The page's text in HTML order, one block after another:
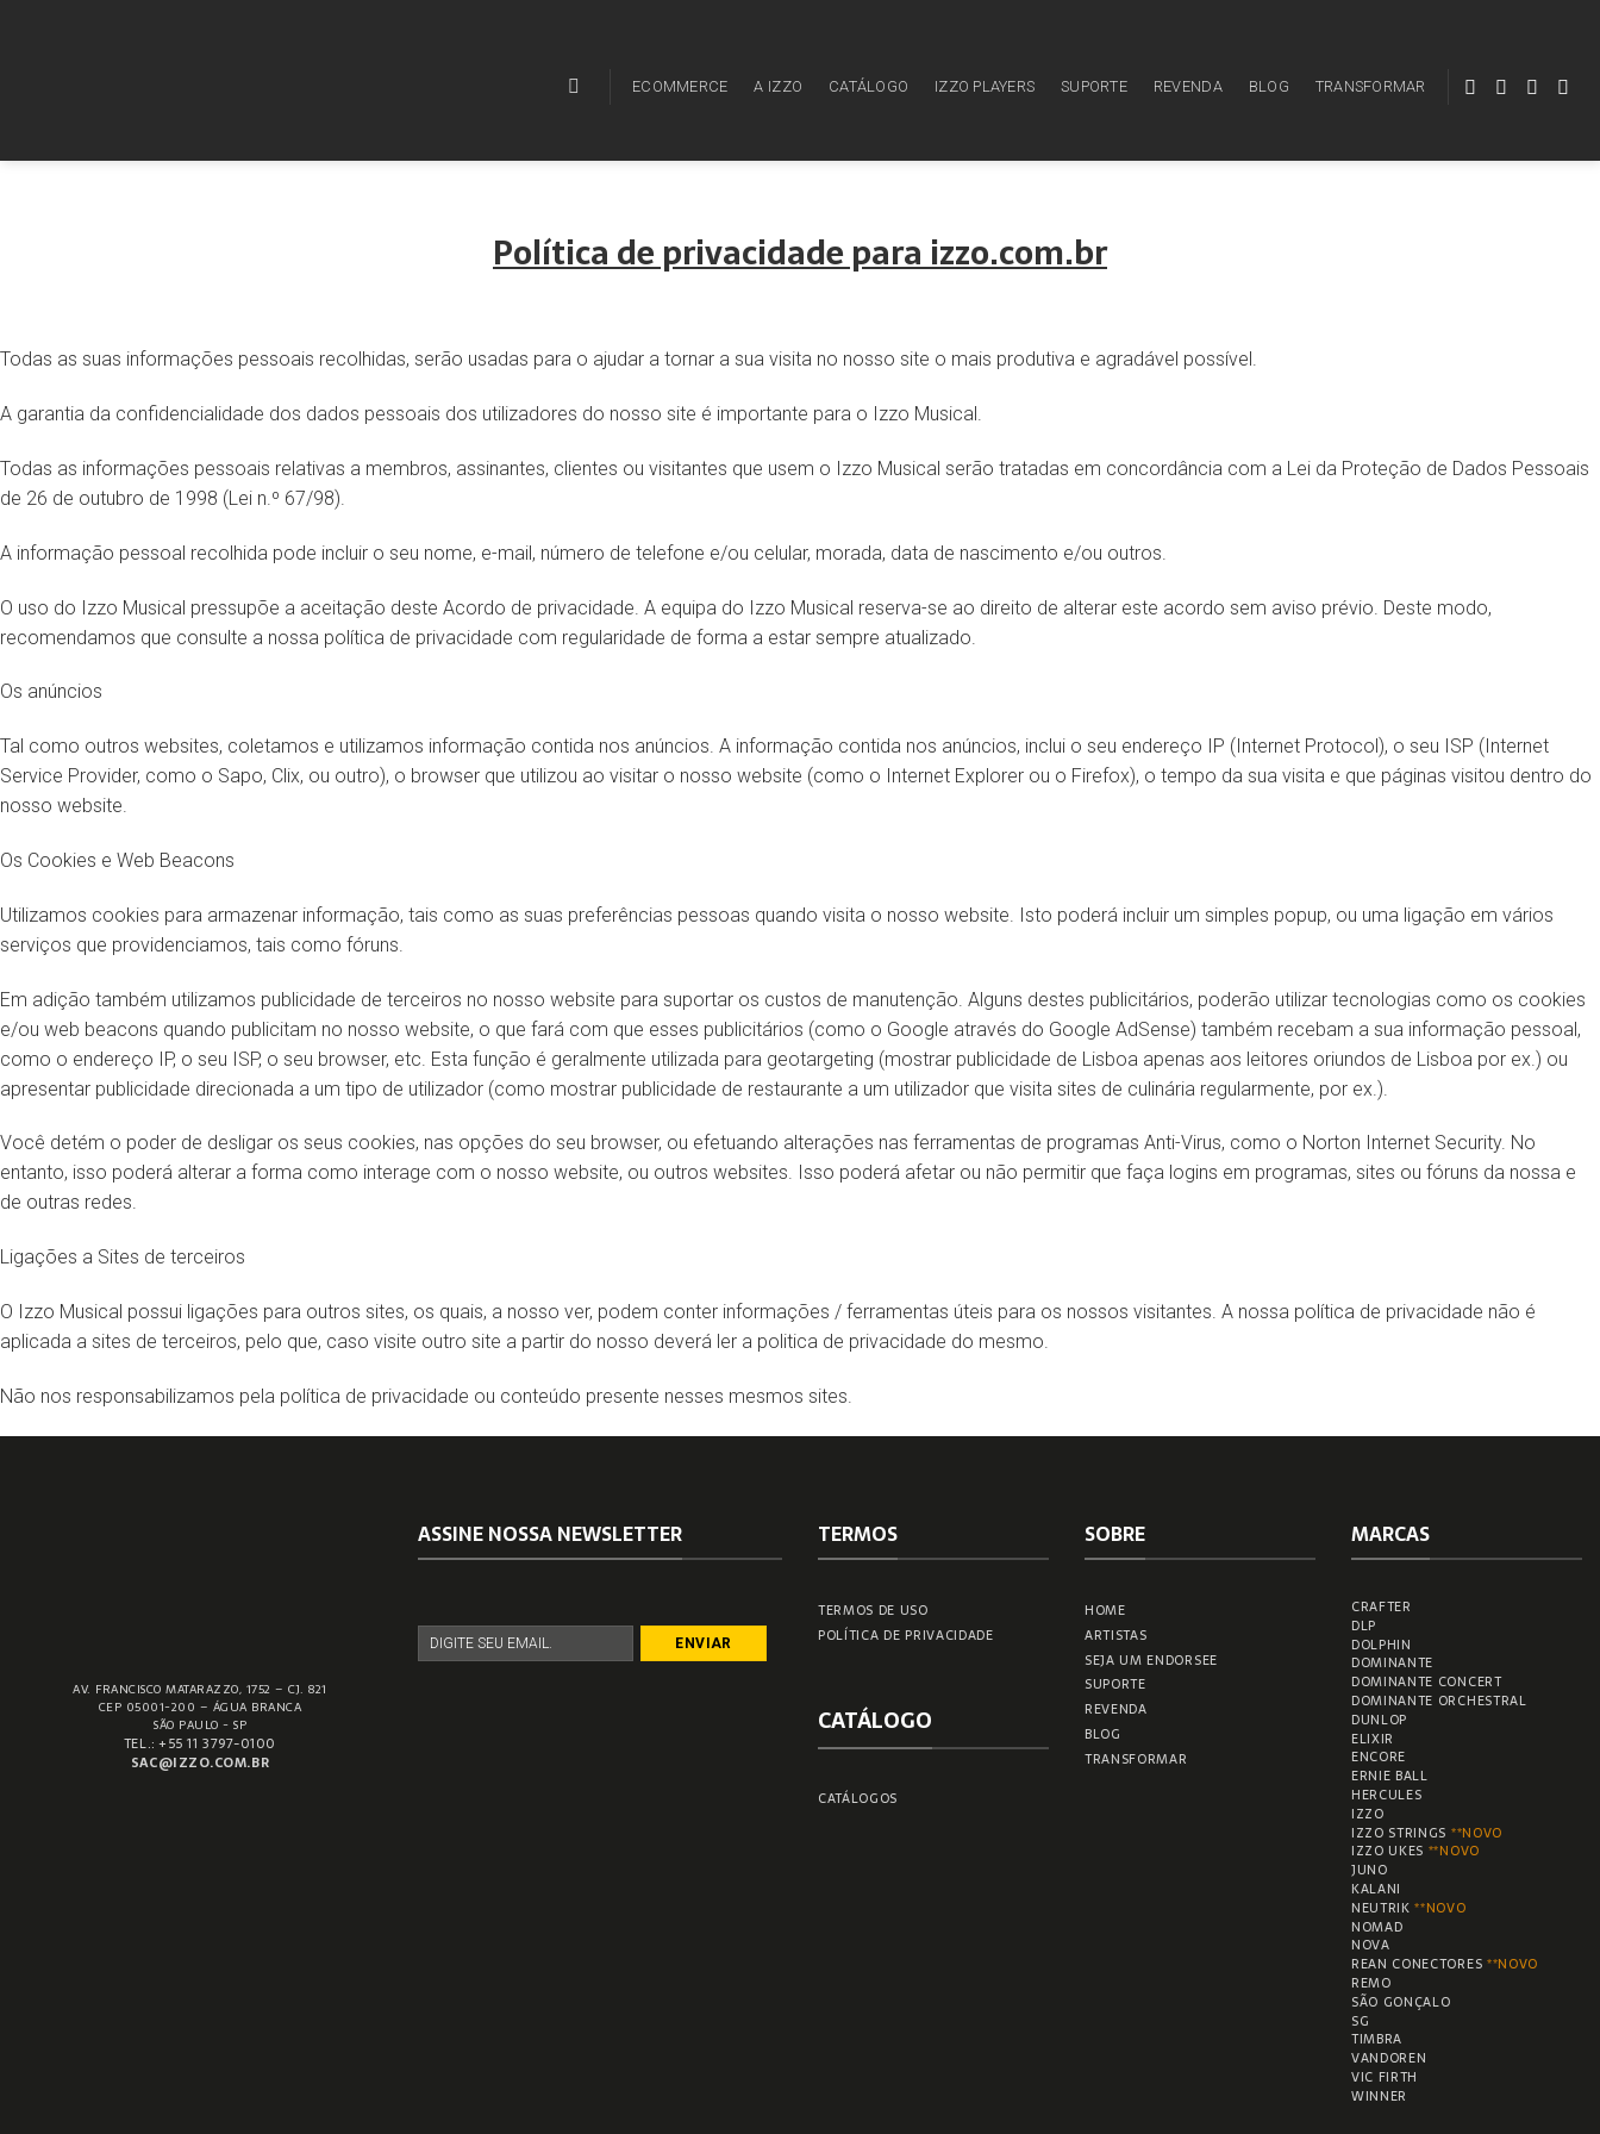
ECOMMERCE A IZZO CATÁLOGO IZZO PLAYERS SUPORTE REVENDA BLOG TRANSFORMAR
Política de privacidade para izzo.com.br
Todas as suas informações pessoais recolhidas, serão usadas para o ajudar a tornar a sua visita no nosso site o mais produtiva e agradável possível.
A garantia da confidencialidade dos dados pessoais dos utilizadores do nosso site é importante para o Izzo Musical.
Todas as informações pessoais relativas a membros, assinantes, clientes ou visitantes que usem o Izzo Musical serão tratadas em concordância com a Lei da Proteção de Dados Pessoais
de 26 de outubro de 1998 (Lei n.º 67/98).
A informação pessoal recolhida pode incluir o seu nome, e-mail, número de telefone e/ou celular, morada, data de nascimento e/ou outros.
O uso do Izzo Musical pressupõe a aceitação deste Acordo de privacidade. A equipa do Izzo Musical reserva-se ao direito de alterar este acordo sem aviso prévio. Deste modo,
recomendamos que consulte a nossa política de privacidade com regularidade de forma a estar sempre atualizado.
Os anúncios
Tal como outros websites, coletamos e utilizamos informação contida nos anúncios. A informação contida nos anúncios, inclui o seu endereço IP (Internet Protocol), o seu ISP (Internet
Service Provider, como o Sapo, Clix, ou outro), o browser que utilizou ao visitar o nosso website (como o Internet Explorer ou o Firefox), o tempo da sua visita e que páginas visitou dentro do
nosso website.
Os Cookies e Web Beacons
Utilizamos cookies para armazenar informação, tais como as suas preferências pessoas quando visita o nosso website. Isto poderá incluir um simples popup, ou uma ligação em vários
serviços que providenciamos, tais como fóruns.
Em adição também utilizamos publicidade de terceiros no nosso website para suportar os custos de manutenção. Alguns destes publicitários, poderão utilizar tecnologias como os cookies
e/ou web beacons quando publicitam no nosso website, o que fará com que esses publicitários (como o Google através do Google AdSense) também recebam a sua informação pessoal,
como o endereço IP, o seu ISP, o seu browser, etc. Esta função é geralmente utilizada para geotargeting (mostrar publicidade de Lisboa apenas aos leitores oriundos de Lisboa por ex.) ou
apresentar publicidade direcionada a um tipo de utilizador (como mostrar publicidade de restaurante a um utilizador que visita sites de culinária regularmente, por ex.).
Você detém o poder de desligar os seus cookies, nas opções do seu browser, ou efetuando alterações nas ferramentas de programas Anti-Virus, como o Norton Internet Security. No
entanto, isso poderá alterar a forma como interage com o nosso website, ou outros websites. Isso poderá afetar ou não permitir que faça logins em programas, sites ou fóruns da nossa e
de outras redes.
Ligações a Sites de terceiros
O Izzo Musical possui ligações para outros sites, os quais, a nosso ver, podem conter informações / ferramentas úteis para os nossos visitantes. A nossa política de privacidade não é
aplicada a sites de terceiros, pelo que, caso visite outro site a partir do nosso deverá ler a politica de privacidade do mesmo.
Não nos responsabilizamos pela política de privacidade ou conteúdo presente nesses mesmos sites.
AV. FRANCISCO MATARAZZO, 1752 – CJ. 821
CEP 05001-200 – ÁGUA BRANCA
SÃO PAULO - SP
TEL.: +55 11 3797-0100
SAC@IZZO.COM.BR
ASSINE NOSSA NEWSLETTER TERMOS
TERMOS DE USO
POLÍTICA DE PRIVACIDADE
CATÁLOGO
CATÁLOGOS
SOBRE
HOME
ARTISTAS
SEJA UM ENDORSEE
SUPORTE
REVENDA
BLOG
TRANSFORMAR
MARCAS
CRAFTER
DLP
DOLPHIN
DOMINANTE
DOMINANTE CONCERT
DOMINANTE ORCHESTRAL
DUNLOP
ELIXIR
ENCORE
ERNIE BALL
HERCULES
IZZO
IZZO STRINGS **NOVO
IZZO UKES **NOVO
JUNO
KALANI
NEUTRIK**NOVO
NOMAD
NOVA
REAN CONECTORES **NOVO
REMO
SÃO GONÇALO
SG
TIMBRA
VANDOREN
VIC FIRTH
WINNER